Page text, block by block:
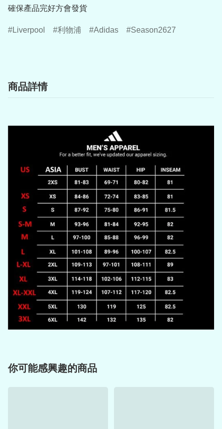
確保產品完好方會發貨
Liverpool 利物浦 Adidas Season2627
商品詳情
你可能感興趣的商品